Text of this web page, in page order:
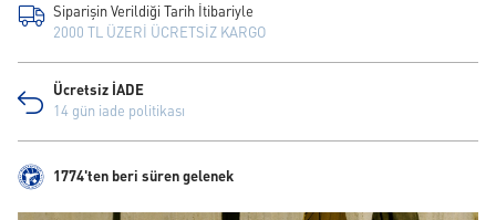
Siparişin Verildiği Tarih İtibariyle
2000 TL ÜZERİ ÜCRETSİZ KARGO
Ücretsiz İADE
14 gün iade politikası
1774'ten beri süren gelenek